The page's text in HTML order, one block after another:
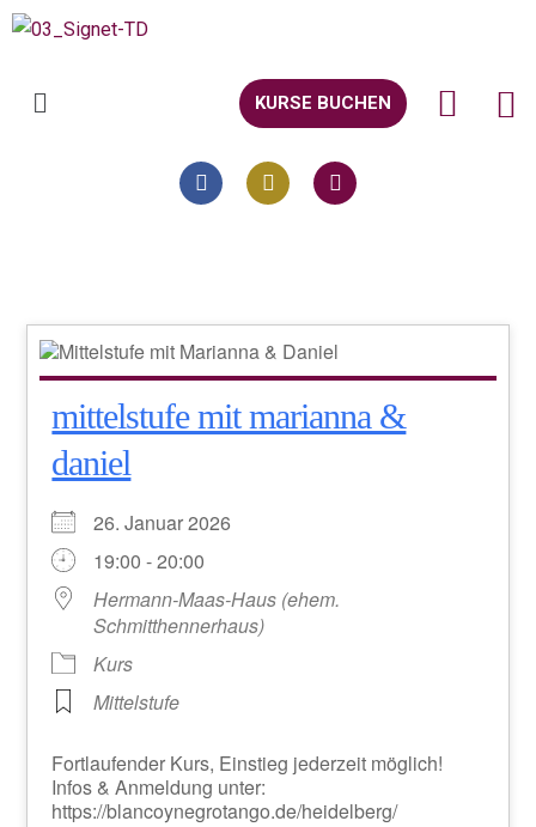
KURSE BUCHEN
mittelstufe mit marianna &
daniel
26. Januar 2026
19:00 - 20:00
Hermann-Maas-Haus (ehem.
Schmitthennerhaus)
Kurs
Mittelstufe
Fortlaufender Kurs, Einstieg jederzeit möglich!
Infos & Anmeldung unter:
https://blancoynegrotango.de/heidelberg/